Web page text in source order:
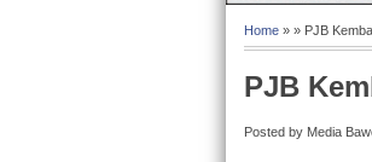
Home » » PJB
PJB
Posted by Media